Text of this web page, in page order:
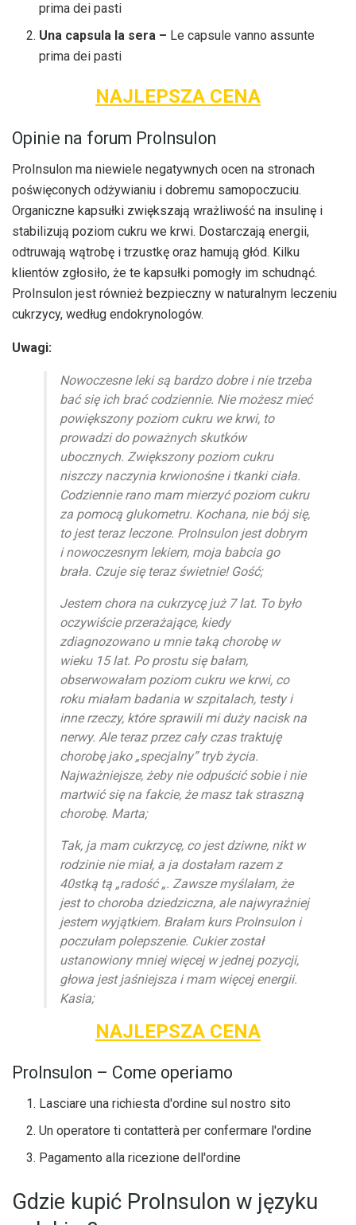
prima dei pasti
Una capsula la sera – Le capsule vanno assunte
prima dei pasti
NAJLEPSZA CENA
Opinie na forum ProInsulon
ProInsulon ma niewiele negatywnych ocen na stronach
poświęconych odżywianiu i dobremu samopoczuciu.
Organiczne kapsułki zwiększają wrażliwość na insulinę i
stabilizują poziom cukru we krwi. Dostarczają energii,
odtruwają wątrobę i trzustkę oraz hamują głód. Kilku
klientów zgłosiło, że te kapsułki pomogły im schudnąć.
ProInsulon jest również bezpieczny w naturalnym leczeniu
cukrzycy, według endokrynologów.
Uwagi:
Nowoczesne leki są bardzo dobre i nie trzeba
bać się ich brać codziennie. Nie możesz mieć
powiększony poziom cukru we krwi, to
prowadzi do poważnych skutków
ubocznych. Zwiększony poziom cukru
niszczy naczynia krwionośne i tkanki ciała.
Codziennie rano mam mierzyć poziom cukru
za pomocą glukometru. Kochana, nie bój się,
to jest teraz leczone. ProInsulon jest dobrym
i nowoczesnym lekiem, moja babcia go
brała. Czuje się teraz świetnie! Gość;
Jestem chora na cukrzycę już 7 lat. To było
oczywiście przerażające, kiedy
zdiagnozowano u mnie taką chorobę w
wieku 15 lat. Po prostu się bałam,
obserwowałam poziom cukru we krwi, co
roku miałam badania w szpitalach, testy i
inne rzeczy, które sprawili mi duży nacisk na
nerwy. Ale teraz przez cały czas traktuję
chorobę jako „specjalny” tryb życia.
Najważniejsze, żeby nie odpuścić sobie i nie
martwić się na fakcie, że masz tak straszną
chorobę. Marta;
Tak, ja mam cukrzycę, co jest dziwne, nikt w
rodzinie nie miał, a ja dostałam razem z
40stką tą „radość „. Zawsze myślałam, że
jest to choroba dziedziczna, ale najwyraźniej
jestem wyjątkiem. Brałam kurs ProInsulon i
poczułam polepszenie. Cukier został
ustanowiony mniej więcej w jednej pozycji,
głowa jest jaśniejsza i mam więcej energii.
Kasia;
NAJLEPSZA CENA
ProInsulon – Come operiamo
Lasciare una richiesta d'ordine sul nostro sito
Un operatore ti contatterà per confermare l'ordine
Pagamento alla ricezione dell'ordine
Gdzie kupić ProInsulon w języku